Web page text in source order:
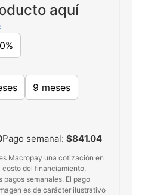
aquí
9 meses
Pago semanal: $841.04
Macropay una cotización en
del financiamiento,
semanales. El pago
es de carácter ilustrativo